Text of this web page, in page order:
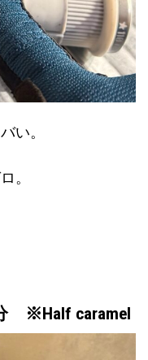
い。
。
分 ※Half caramel